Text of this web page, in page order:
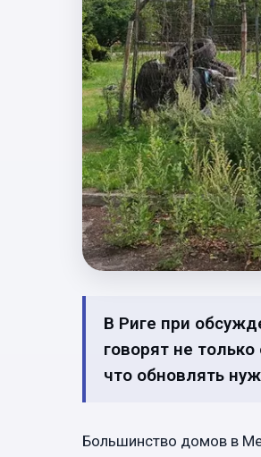
В Риге при
говорят не
что обновлять
Большинство домов в